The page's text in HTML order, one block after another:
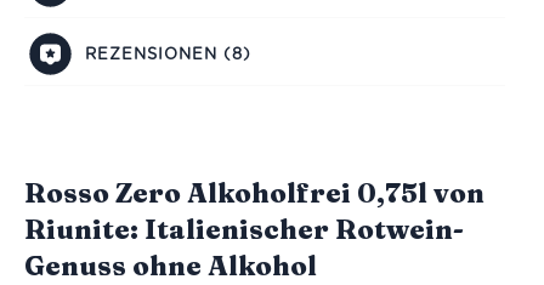
REZENSIONEN (8)
Rosso Zero Alkoholfrei 0,75l von
Riunite: Italienischer Rotwein-
Genuss ohne Alkohol